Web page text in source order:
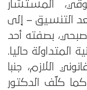
المستشار
بعد التنسيق – إلى
صبحي، بصفته أحد
المتداولة حاليا.
اللازم، جنبا
كلّف الدكتور